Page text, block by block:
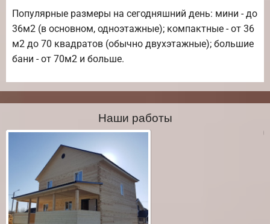
Популярные размеры на сегодняшний день: мини - до
36м2 (в основном, одноэтажные); компактные - от 36
м2 до 70 квадратов (обычно двухэтажные); большие
бани - от 70м2 и больше.
Наши работы